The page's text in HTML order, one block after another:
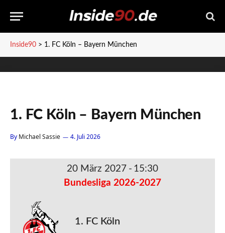
Inside90 > 1. FC Köln – Bayern München
1. FC Köln – Bayern München
By Michael Sassie 4. Juli 2026
20 März 2027 - 15:30
Bundesliga 2026-2027
1. FC Köln